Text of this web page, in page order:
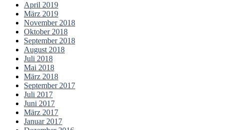
April 2019
März 2019
November 2018
Oktober 2018
September 2018
August 2018
Juli 2018
Mai 2018
März 2018
September 2017
Juli 2017
Juni 2017
März 2017
Januar 2017